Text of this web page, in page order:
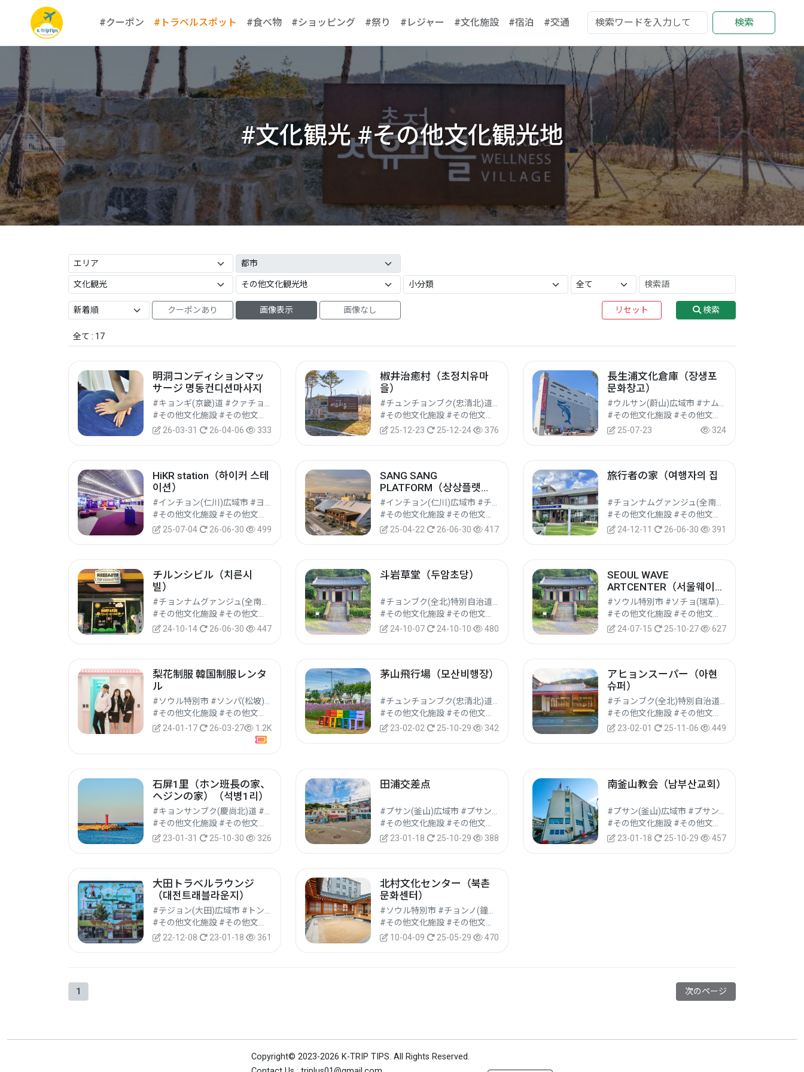
#クーポン #トラベルスポット #食べ物 #ショッピング #祭り #レジャー #文化施設 #宿泊 #交通 検索
#文化観光 #その他文化観光地
クーポンあり 画像表示 画像なし リセット 検索
全て : 17
明洞コンディションマッ
サージ 명동컨디션마사지
26-03-31
26-04-06 333
椒井治癒村（초정치유마
을）
25-12-23
25-12-24 376
長生浦文化倉庫（장생포
문화창고）
25-07-23
324
HiKR station（하이커 스테
이션）
25-07-04
26-06-30 499
SANG SANG
PLATFORM（상상플랫
폼）
25-04-22
26-06-30 417
旅行者の家（여행자의 집
24-12-11
26-06-30 391
チルンシビル（치른시
빌）
24-10-14
26-06-30 447
斗岩草堂（두암초당）
24-10-07
24-10-10 480
SEOUL WAVE
ARTCENTER（서울웨이브
아트센터）
24-07-15
25-10-27 627
梨花制服 韓国制服レンタ
ル
24-01-17
26-03-27 1.2K
茅山飛行場（모산비행장）
23-02-02
25-10-29 342
アヒョンスーパー（아현
슈퍼）
23-02-01
25-11-06 449
石屏1里（ホン班長の家、
ヘジンの家）（석병1리）
23-01-31
25-10-30 326
田浦交差点
23-01-18
25-10-29 388
南釜山教会（남부산교회）
23-01-18
25-10-29 457
大田トラベルラウンジ
（대전트래블라운지）
22-12-08
23-01-18 361
北村文化センター（북촌
문화센터）
10-04-09
25-05-29 470
1 次のページ
Copyright© 2023-2026 K-TRIP TIPS. All Rights Reserved.